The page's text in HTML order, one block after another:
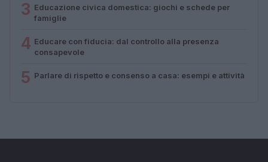
3 Educazione civica domestica: giochi e schede per
famiglie
4 Educare con fiducia: dal controllo alla presenza
consapevole
5 Parlare di rispetto e consenso a casa: esempi e attività